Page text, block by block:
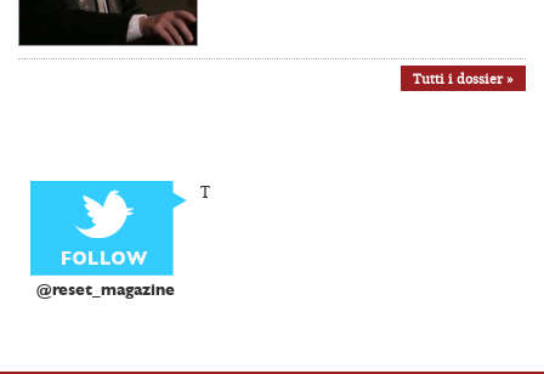
Tutti i dossier »
@reset_magazine
T